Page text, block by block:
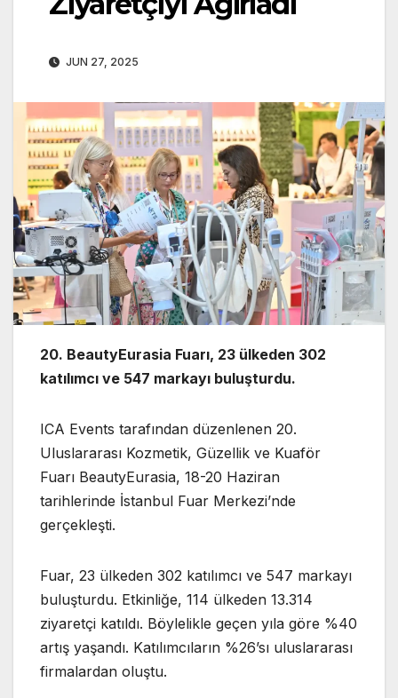
JUN 27, 2025
20. BeautyEurasia Fuarı, 23 ülkeden 302
katılımcı ve 547 markayı buluşturdu.
ICA Events tarafından düzenlenen 20.
Uluslararası Kozmetik, Güzellik ve Kuaför
Fuarı BeautyEurasia, 18-20 Haziran
tarihlerinde İstanbul Fuar Merkezi’nde
gerçekleşti.
Fuar, 23 ülkeden 302 katılımcı ve 547 markayı
buluşturdu. Etkinliğe, 114 ülkeden 13.314
ziyaretçi katıldı. Böylelikle geçen yıla göre %40
artış yaşandı. Katılımcıların %26’sı uluslararası
firmalardan oluştu.